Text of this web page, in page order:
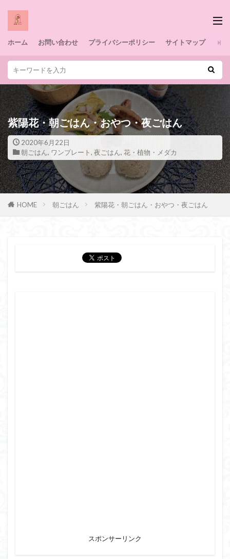
ホーム お問い合わせ プライバシーポリシー サイトマップ
紫陽花・朝ごはん・おやつ・夜ごはん
2020年6月22日
朝ごはん, ワンプレート, 夜ごはん, 花・植物・メダカ
HOME 朝ごはん 紫陽花・朝ごはん・おやつ・夜ごはん
スポンサーリンク